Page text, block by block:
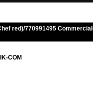
red)/770991495
COM